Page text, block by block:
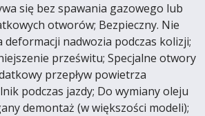
się bez spawania gazowego lub
otworów; Bezpieczny. Nie
deformacji nadwozia podczas kolizji;
prześwitu; Specjalne otwory
przepływ powietrza
podczas jazdy; Do wymiany oleju
demontaż (w większości modeli);